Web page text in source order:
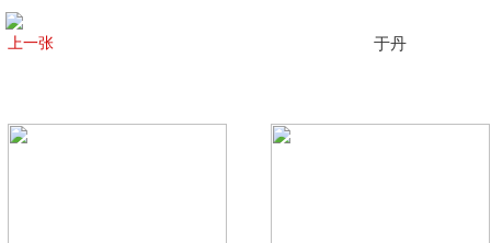
上一张 于丹